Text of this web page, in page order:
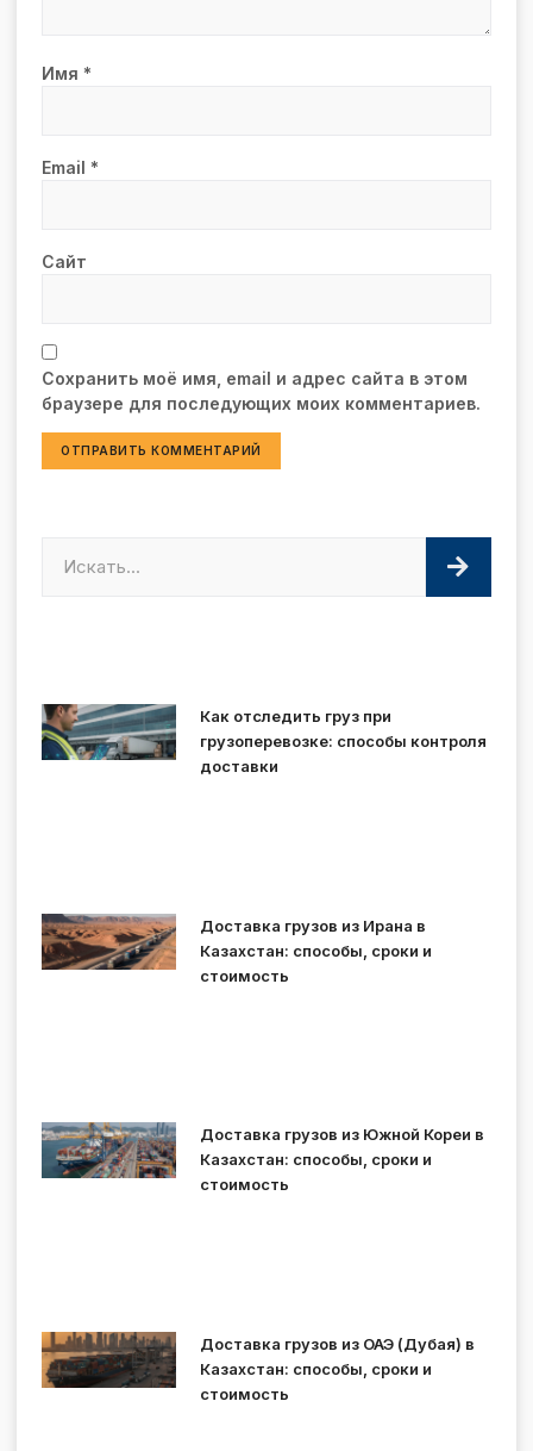
Имя *
Email *
Сайт
Сохранить моё имя, email и адрес сайта в этом
браузере для последующих моих комментариев.
Как отследить груз при
грузоперевозке: способы контроля
доставки
Доставка грузов из Ирана в
Казахстан: способы, сроки и
стоимость
Доставка грузов из Южной Кореи в
Казахстан: способы, сроки и
стоимость
Доставка грузов из ОАЭ (Дубая) в
Казахстан: способы, сроки и
стоимость